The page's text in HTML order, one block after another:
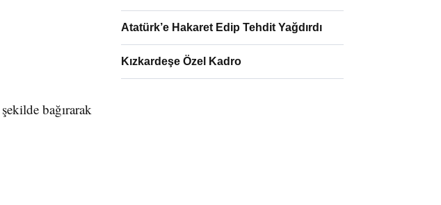
bağırarak
Atatürk’e Hakaret Edip Tehdit Yağdırdı
Kızkardeşe Özel Kadro